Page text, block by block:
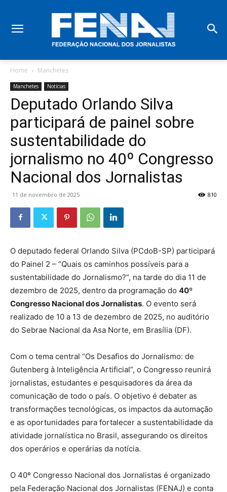
Home Manchetes
Manchetes Notícias
Deputado Orlando Silva
participará de painel sobre
sustentabilidade do
jornalismo no 40º Congresso
Nacional dos Jornalistas
11 de novembro de 2025 810
O deputado federal Orlando Silva (PCdoB-SP) participará
do Painel 2 – “Quais os caminhos possíveis para a
sustentabilidade do Jornalismo?”, na tarde do dia 11 de
dezembro de 2025, dentro da programação do 40º
Congresso Nacional dos Jornalistas. O evento será
realizado de 10 a 13 de dezembro de 2025, no auditório
do Sebrae Nacional da Asa Norte, em Brasília (DF).
Com o tema central “Os Desafios do Jornalismo: de
Gutenberg à Inteligência Artificial”, o Congresso reunirá
jornalistas, estudantes e pesquisadores da área da
comunicação de todo o país. O objetivo é debater as
transformações tecnológicas, os impactos da automação
e as oportunidades para fortalecer a sustentabilidade da
atividade jornalística no Brasil, assegurando os direitos
dos operários e operárias da notícia.
O 40º Congresso Nacional dos Jornalistas é organizado
pela Federação Nacional dos Jornalistas (FENAJ) e conta